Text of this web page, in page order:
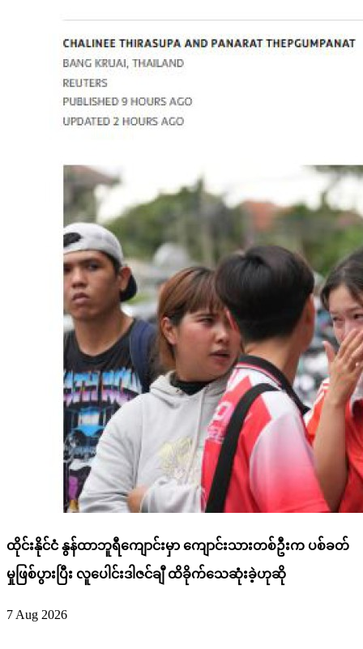
ထိုင်းနိုင်ငံ နွန်ထာဘူရီကျောင်းမှာ ကျောင်းသားတစ်ဦးက ပစ်ခတ်
မှုဖြစ်ပွားပြီး လူပေါင်းဒါဇင်ချီ ထိခိုက်သေဆုံးခဲ့ဟုဆို
7 Aug 2026